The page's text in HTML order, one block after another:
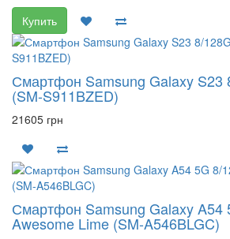
Купить
Смартфон Samsung Galaxy S23
(SM-S911BZED)
21605 грн
Смартфон Samsung Galaxy A54
Awesome Lime (SM-A546BLGC)